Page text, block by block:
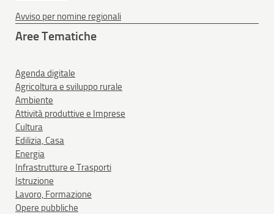
Avviso per nomine regionali
Aree Tematiche
Agenda digitale
Agricoltura e sviluppo rurale
Ambiente
Attività produttive e Imprese
Cultura
Edilizia, Casa
Energia
Infrastrutture e Trasporti
Istruzione
Lavoro, Formazione
Opere pubbliche